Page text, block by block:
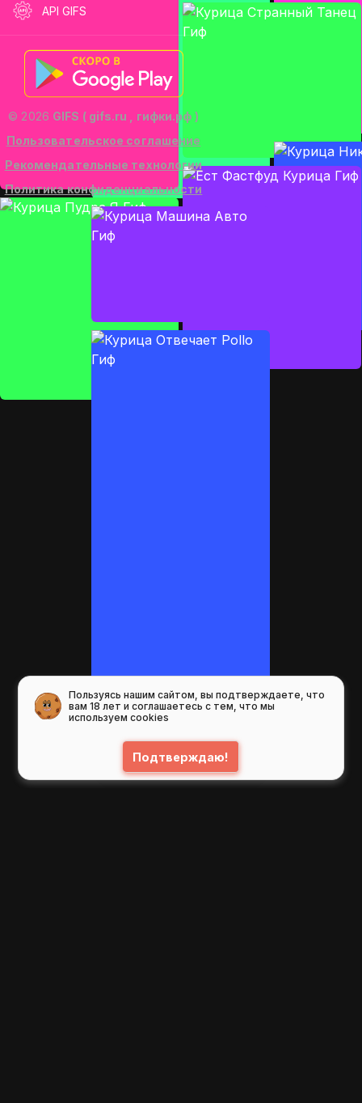
API GIFS
© 2026 GIFS ( gifs.ru , гифки.рф )
Пользовательское соглашение
Рекомендательные технологии
Политика конфиденциальности
Пользуясь нашим сайтом, вы подтверждаете, что
вам 18 лет и соглашаетесь с тем, что мы
используем cookies
Подтверждаю!